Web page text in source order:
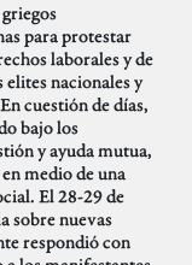
para protestar
laborales y de
elites nacionales y
cuestión de días,
bajo los
y ayuda mutua,
medio de una
El 28-29 de
sobre nuevas
respondió con